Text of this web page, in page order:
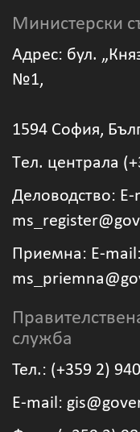
Министерски
Адрес: бул.
№1,
1594 София,
Tел. централа
Деловодство: Е-
Приемна: Е-mail:
служба
Тел.: (+359 2)
Е-mail: